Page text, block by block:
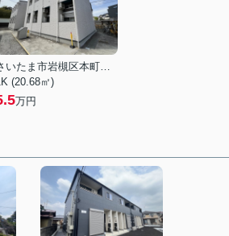
さいたま市岩槻区本町３丁目
(20.68㎡)
万円